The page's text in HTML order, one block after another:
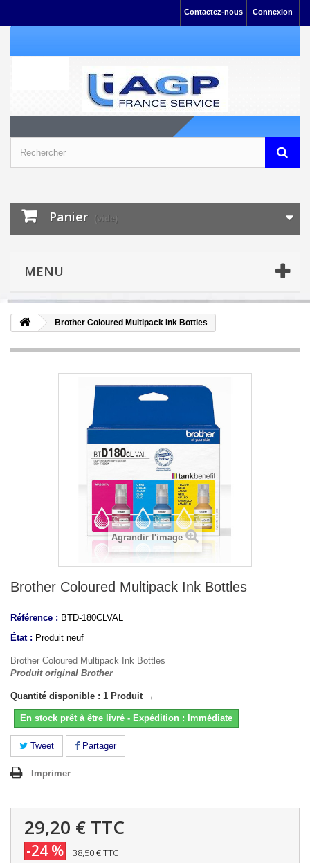
Connexion
Contactez-nous
Panier (vide)
MENU
Brother Coloured Multipack Ink Bottles
Agrandir l'image
Brother Coloured Multipack Ink Bottles
Référence : BTD-180CLVAL
État : Produit neuf
Brother Coloured Multipack Ink Bottles
Produit original Brother
Quantité disponible : 1 Produit →
En stock prêt à être livré - Expédition : Immédiate
Tweet Partager
Imprimer
29,20 € TTC
-24 % 38,50 €TTC